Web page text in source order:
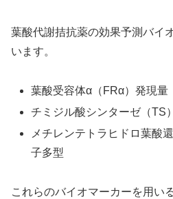
葉酸代謝拮抗薬の効果予測バイ
います。
葉酸受容体α（FRα）発現量
チミジル酸シンターゼ（TS
メチレンテトラヒドロ葉酸
子多型
これらのバイオマーカーを用い